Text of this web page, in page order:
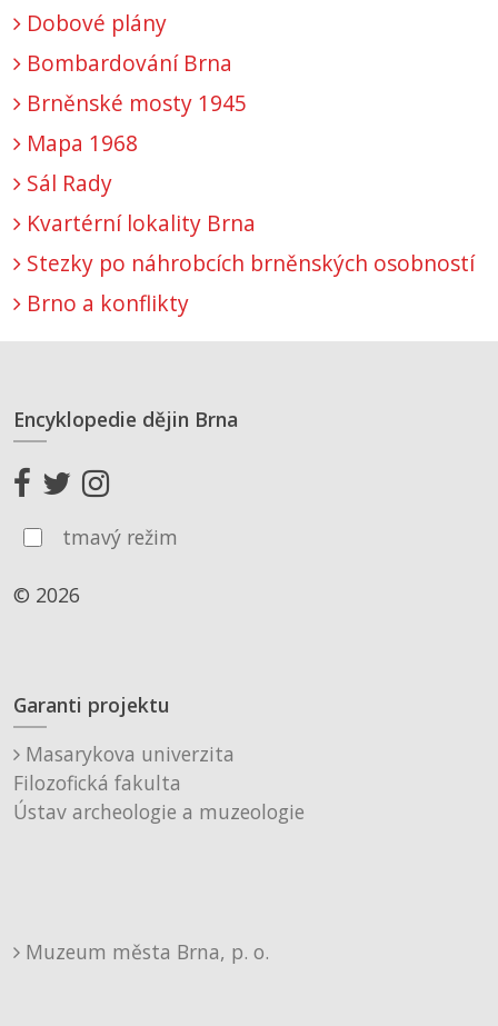
Dobové plány
Bombardování Brna
Brněnské mosty 1945
Mapa 1968
Sál Rady
Kvartérní lokality Brna
Stezky po náhrobcích brněnských osobností
Brno a konflikty
Encyklopedie dějin Brna
tmavý režim
© 2026
Garanti projektu
Masarykova univerzita
Filozofická fakulta
Ústav archeologie a muzeologie
Muzeum města Brna, p. o.